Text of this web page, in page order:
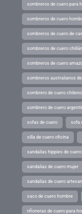
sombreros de cuero para
sombreros de cuero
sombreros de cuero de
sombreros de cuero chillán
sombreros de cuero
sombreros australianos
sombrero de cuero
sombrero de cuero
sofas de cuero sofa
silla de cuero oficina
sandalias hippies de cuero
sandalias de cuero mujer
sandalias de cuero
saco de cuero hombre
riñoneras de cuero para